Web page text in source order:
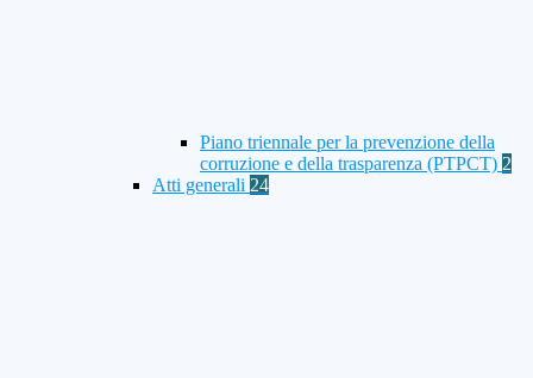
Piano triennale per la prevenzione della
corruzione e della trasparenza (PTPCT) 2
Atti generali 24